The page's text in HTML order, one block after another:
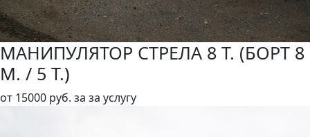
МАНИПУЛЯТОР СТРЕЛА 8 Т. (БОРТ 8
М. / 5 Т.)
от 15000 руб. за за услугу